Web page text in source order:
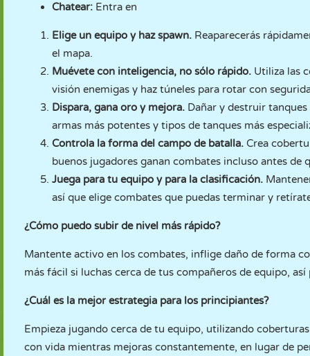
Chatear: Entra en
Elige un equipo y haz spawn. Reaparecerás
el mapa.
Muévete con inteligencia, no sólo rápido. Utiliza las
visión enemigas y haz túneles para rotar con
Dispara, gana oro y mejora. Dañar y destruir
armas más potentes y tipos de tanques más
Controla la forma del campo de batalla. Crea
buenos jugadores ganan combates incluso antes
Juega para tu equipo y para la clasificación.
así que elige combates que puedas terminar y
¿Cómo puedo subir de nivel más rápido?
Mantente activo en los combates, inflige daño de forma
más fácil si luchas cerca de tus compañeros de equipo,
¿Cuál es la mejor estrategia para los principiantes?
Empieza jugando cerca de tu equipo, utilizando
con vida mientras mejoras constantemente, en lugar de